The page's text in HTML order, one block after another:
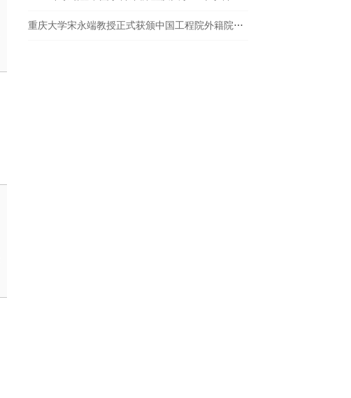
重庆大学宋永端教授正式获颁中国工程院外籍院士证书